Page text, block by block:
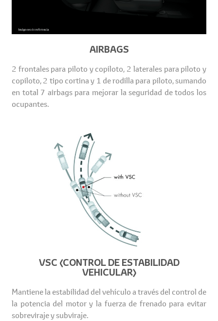
AIRBAGS
2 frontales para piloto y copiloto, 2 laterales para piloto y
copiloto, 2 tipo cortina y 1 de rodilla para piloto, sumando
en total 7 airbags para mejorar la seguridad de todos los
ocupantes.
VSC (CONTROL DE ESTABILIDAD
VEHICULAR)
Mantiene la estabilidad del vehículo a través del control de
la potencia del motor y la fuerza de frenado para evitar
sobreviraje y subviraje.